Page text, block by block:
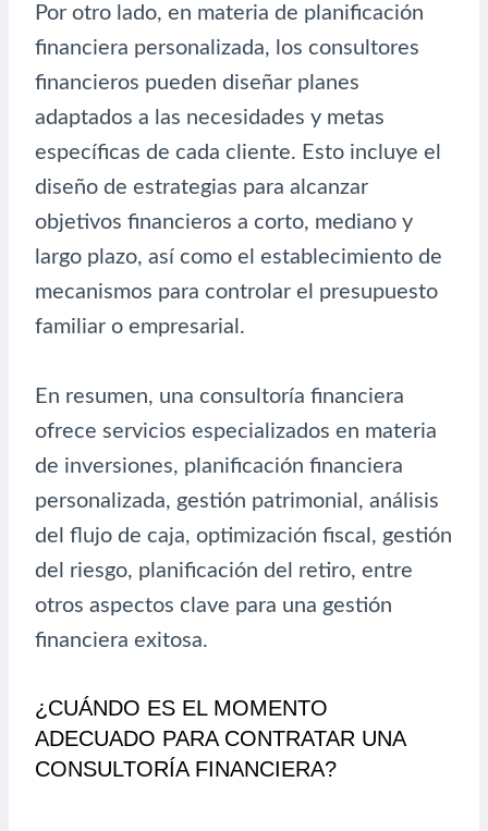
Por otro lado, en materia de planificación
financiera personalizada, los consultores
financieros pueden diseñar planes
adaptados a las necesidades y metas
específicas de cada cliente. Esto incluye el
diseño de estrategias para alcanzar
objetivos financieros a corto, mediano y
largo plazo, así como el establecimiento de
mecanismos para controlar el presupuesto
familiar o empresarial.
En resumen, una consultoría financiera
ofrece servicios especializados en materia
de inversiones, planificación financiera
personalizada, gestión patrimonial, análisis
del flujo de caja, optimización fiscal, gestión
del riesgo, planificación del retiro, entre
otros aspectos clave para una gestión
financiera exitosa.
¿CUÁNDO ES EL MOMENTO
ADECUADO PARA CONTRATAR UNA
CONSULTORÍA FINANCIERA?